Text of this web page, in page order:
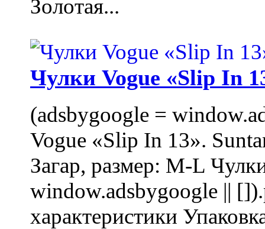
Золотая...
Чулки Vogue «Slip In
(adsbygoogle =
Vogue «Slip In 13».
Загар, размер: M-L
window.adsbygoogle ||
характеристики